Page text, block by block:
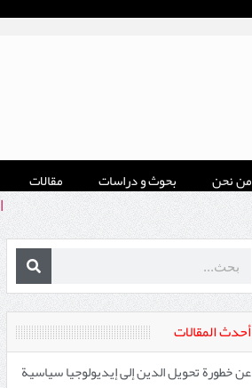
من نحن بحوث و دراسات مقالات
أحدث المقالات
عن خطورة تحويل الدين إلى إيديولوجيا سياسية